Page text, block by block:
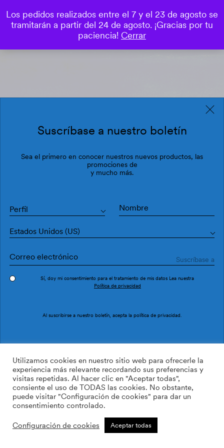
0
Ref. M4511-2
113.64$ /m2
Suscríbase a nuestro boletín
Sea el primero en conocer nuestros nuevos productos, las
promociones de
y mucho más.
Perfil
Estados Unidos (US)
Sí, doy mi consentimiento para el tratamiento de mis datos Lea nuestra
Política de privacidad
Al suscribirse a nuestro boletín, acepta la política de privacidad
Utilizamos cookies en nuestro sitio web para ofrecerle la
experiencia más relevante recordando sus preferencias y
visitas repetidas. Al hacer clic en "Aceptar todas",
consiente el uso de TODAS las cookies. No obstante,
puede visitar "Configuración de cookies" para dar un
consentimiento controlado.
Configuración de cookies Aceptar todas
Los pedidos realizados entre el 7 y el 23 de agosto se
tramitarán a partir del 24 de agosto. ¡Gracias por tu
paciencia! Cerrar